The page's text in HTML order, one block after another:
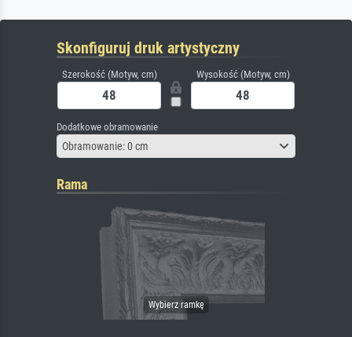
Skonfiguruj druk artystyczny
Szerokość (Motyw, cm) Wysokość (Motyw, cm)
Dodatkowe obramowanie
Obramowanie: 0 cm
Rama